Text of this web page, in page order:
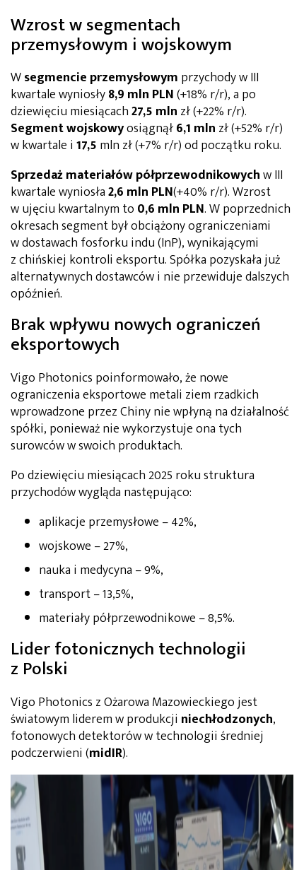
Wzrost w segmentach
przemysłowym i wojskowym
Wsegmencie przemysłowym przychody w III
kwartale wyniosły8,9 mln PLN(+18% r/r), a po
dziewięciu miesiącach27,5 mln zł (+22% r/r).
Segment wojskowyosiągnął6,1 mln zł (+52% r/r)
w kwartale i 17,5 mln zł (+7% r/r) od początku roku.
Sprzedaż materiałów półprzewodnikowychw III
kwartale wyniosła2,6 mln PLN(+40% r/r). Wzrost
w ujęciu kwartalnym to 0,6 mln PLN. W poprzednich
okresach segment był obciążony ograniczeniami
w dostawach fosforku indu (InP), wynikającymi
z chińskiej kontroli eksportu. Spółka pozyskała już
alternatywnych dostawców i nie przewiduje dalszych
opóźnień.
Brak wpływu nowych ograniczeń
eksportowych
Vigo Photonics poinformowało, że nowe
ograniczenia eksportowe metali ziem rzadkich
wprowadzone przez Chiny nie wpłyną na działalność
spółki, ponieważ nie wykorzystuje ona tych
surowców w swoich produktach.
Po dziewięciu miesiącach 2025 roku struktura
przychodów wygląda następująco:
aplikacje przemysłowe – 42%,
wojskowe – 27%,
nauka i medycyna – 9%,
transport – 13,5%,
materiały półprzewodnikowe – 8,5%.
Lider fotonicznych technologii
z Polski
Vigo Photonics z Ożarowa Mazowieckiego jest
światowym liderem w produkcji niechłodzonych,
fotonowych detektorów w technologii średniej
podczerwieni (midIR).